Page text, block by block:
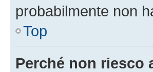
probabilmente non
Top
Perché non riesco